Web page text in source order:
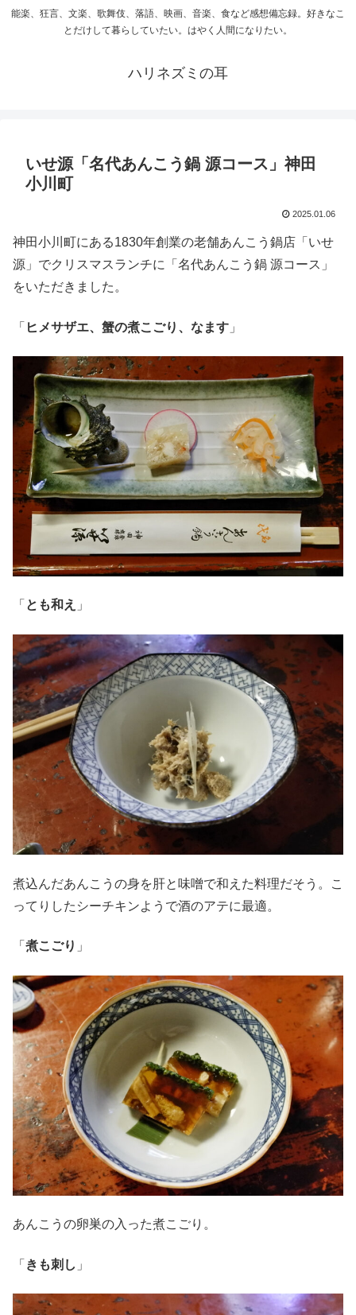
能楽、狂言、文楽、歌舞伎、落語、映画、音楽、食など感想備忘録。好きなこ
とだけして暮らしていたい。はやく人間になりたい。
ハリネズミの耳
いせ源「名代あんこう鍋 源コース」神田
小川町
2025.01.06
神田小川町にある1830年創業の老舗あんこう鍋店「いせ
源」でクリスマスランチに「名代あんこう鍋 源コース」
をいただきました。
「 ヒメサザエ、蟹の煮こごり、なます 」
「 とも和え 」
煮込んだあんこうの身を肝と味噌で和えた料理だそう。こ
ってりしたシーチキンようで酒のアテに最適。
「 煮こごり 」
あんこうの卵巣の入った煮こごり。
「 きも刺し 」